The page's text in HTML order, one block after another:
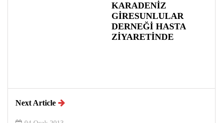
KARADENİZ
GİRESUNLULAR
DERNEĞİ HASTA
ZİYARETİNDE
Next Article